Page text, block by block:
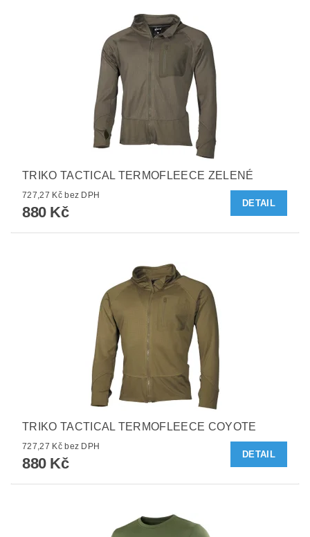
TRIKO TACTICAL TERMOFLEECE ZELENÉ
727,27 Kč bez DPH
880 Kč
DETAIL
TRIKO TACTICAL TERMOFLEECE COYOTE
727,27 Kč bez DPH
880 Kč
DETAIL